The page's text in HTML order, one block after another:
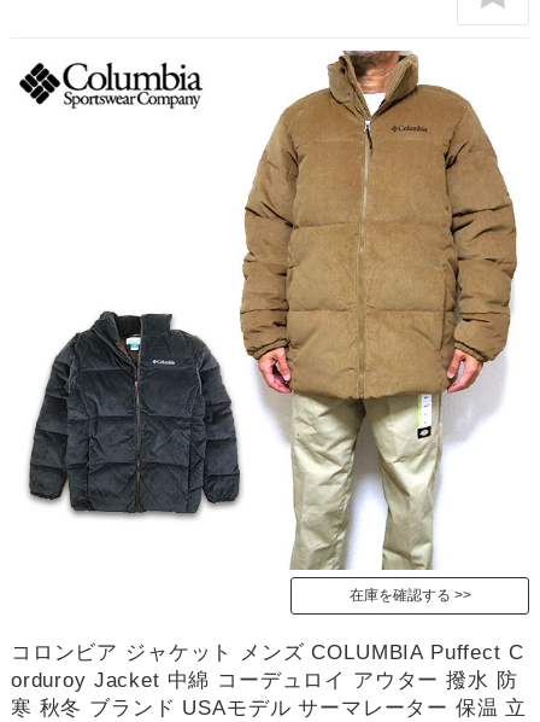
在庫を確認する
コロンビア ジャケット メンズ COLUMBIA Puffect C
orduroy Jacket 中綿 コーデュロイ アウター 撥水 防
寒 秋冬 ブランド USAモデル サーマレーター 保温 立